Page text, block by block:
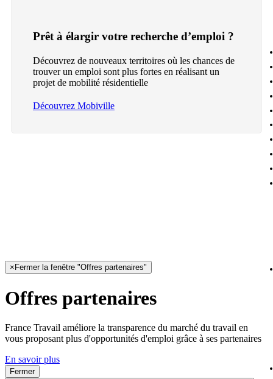
Prêt à élargir votre recherche d’emploi ?
Découvrez de nouveaux territoires où les chances de
trouver un emploi sont plus fortes en réalisant un
projet de mobilité résidentielle
Découvrez Mobiville
× Fermer la fenêtre "Offres partenaires"
Offres partenaires
France Travail améliore la transparence du marché du travail en
vous proposant plus d'opportunités d'emploi grâce à ses partenaires
En savoir plus
Fermer